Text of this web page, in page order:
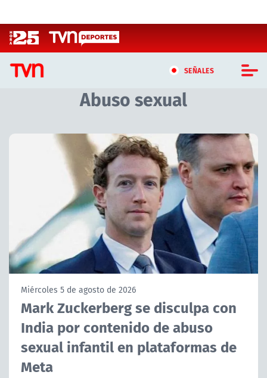
SEÑALES
CASTING MASTERCHEF CHILE
CASTING TVN VERTICAL
TVN VERTICAL
PROGRAMAS
TELESERIES
ACTUALIDAD Y TENDENCIAS
CORPORATIVO Y TRANSPARENCIA
Abuso sexual
Artículos relacionados con Abuso sexual
Miércoles 5 de agosto de 2026
Mark Zuckerberg se disculpa con
India por contenido de abuso
sexual infantil en plataformas de
Meta